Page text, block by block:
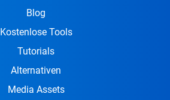
Blog
Kostenlose Tools
Tutorials
Alternativen
Media Assets